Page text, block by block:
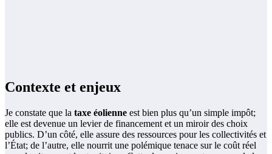
Contexte et enjeux
Je constate que la taxe éolienne est bien plus qu’un simple impôt;
elle est devenue un levier de financement et un miroir des choix
publics. D’un côté, elle assure des ressources pour les collectivités et
l’État; de l’autre, elle nourrit une polémique tenace sur le coût réel